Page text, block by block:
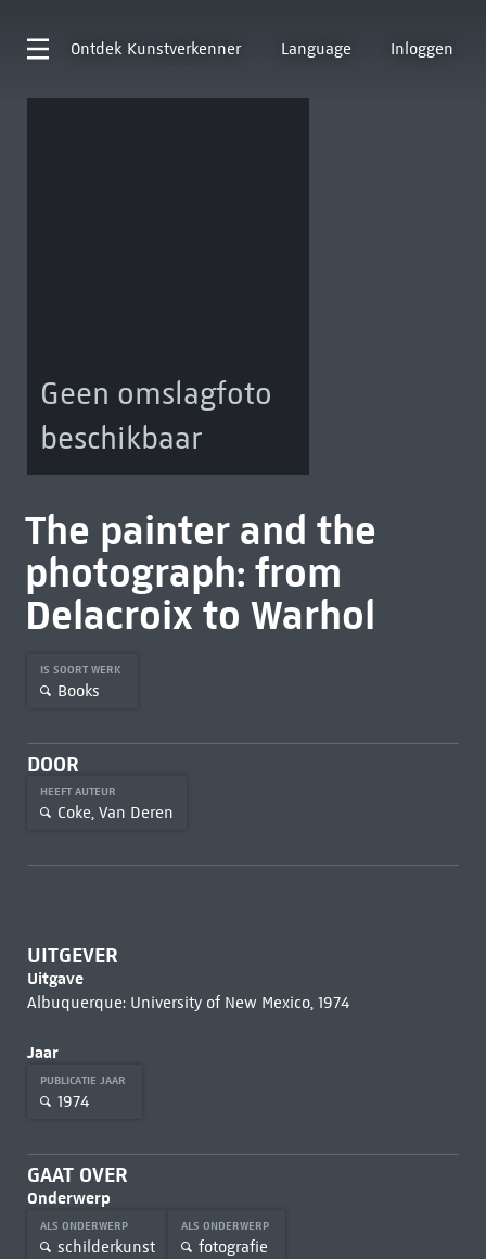
Ontdek Kunstverkenner Language Inloggen
Geen omslagfoto
beschikbaar
The painter and the
photograph: from
Delacroix to Warhol
IS SOORT WERK
Books
DOOR
HEEFT AUTEUR
Coke, Van Deren
UITGEVER
Uitgave
Albuquerque: University of New Mexico, 1974
Jaar
PUBLICATIE JAAR
1974
GAAT OVER
Onderwerp
ALS ONDERWERP
schilderkunst
ALS ONDERWERP
fotografie